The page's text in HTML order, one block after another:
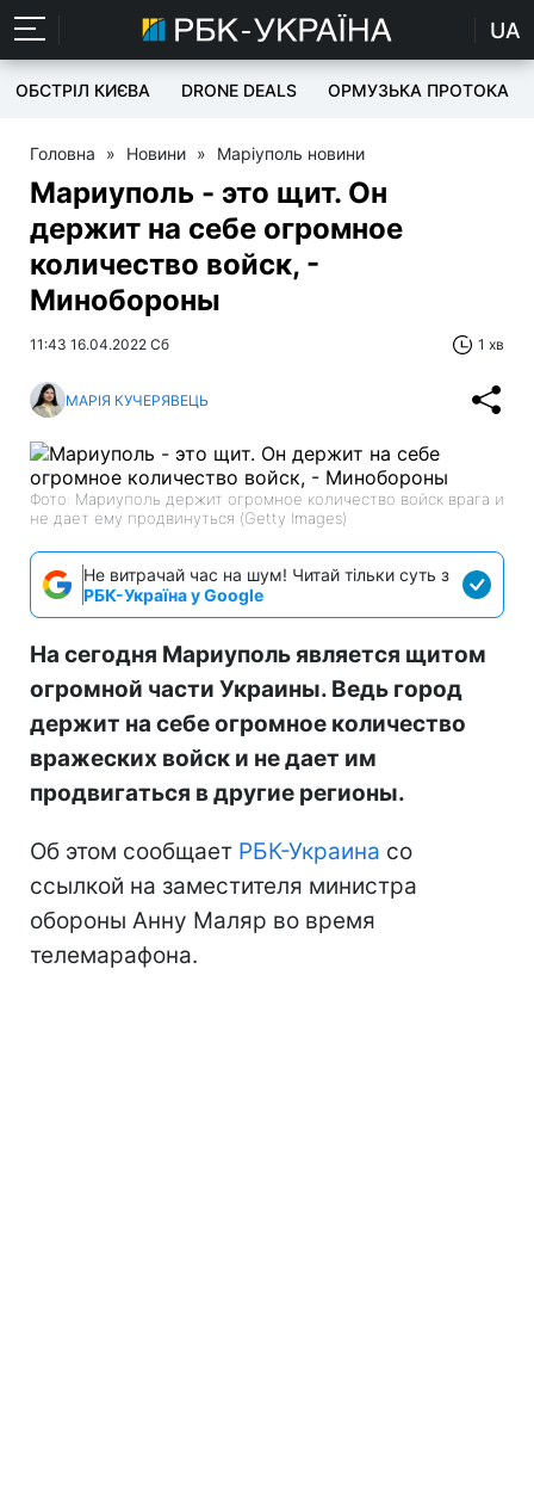
UA
ОБСТРІЛ КИЄВА DRONE DEALS ОРМУЗЬКА ПРОТОКА
Головна » Новини » Маріуполь новини
Мариуполь - это щит. Он
держит на себе огромное
количество войск, -
Минобороны
11:43 16.04.2022 Сб 1 хв
МАРІЯ КУЧЕРЯВЕЦЬ
Фото: Мариуполь держит огромное количество войск врага и
не дает ему продвинуться (Getty Images)
Не витрачай час на шум! Читай тільки суть з
РБК-Україна у Google
На сегодня Мариуполь является щитом
огромной части Украины. Ведь город
держит на себе огромное количество
вражеских войск и не дает им
продвигаться в другие регионы.
Об этом сообщает РБК-Украина со
ссылкой на заместителя министра
обороны Анну Маляр во время
телемарафона.